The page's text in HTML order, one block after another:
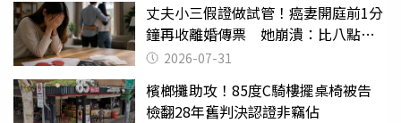
丈夫小三假證做試管！癌妻開庭前1分
鐘再收離婚傳票 她崩潰：比八點檔
還扯2026-07-31
檳榔攤助攻！85度C騎樓擺桌椅被告
檢翻28年舊判決認證非竊佔